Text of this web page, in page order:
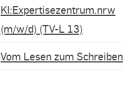
KI:Expertisezentrum.nrw
(m/w/d) (TV-L 13)
Vom Lesen zum Schreiben